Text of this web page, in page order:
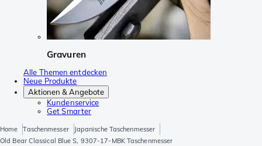
Gravuren
Alle Themen entdecken
Neue Produkte
Aktionen & Angebote
Kundenservice
Get Smarter
Home Taschenmesser
Japanische Taschenmesser
Old Bear Classical Blue S, 9307-17-MBK Taschenmesser